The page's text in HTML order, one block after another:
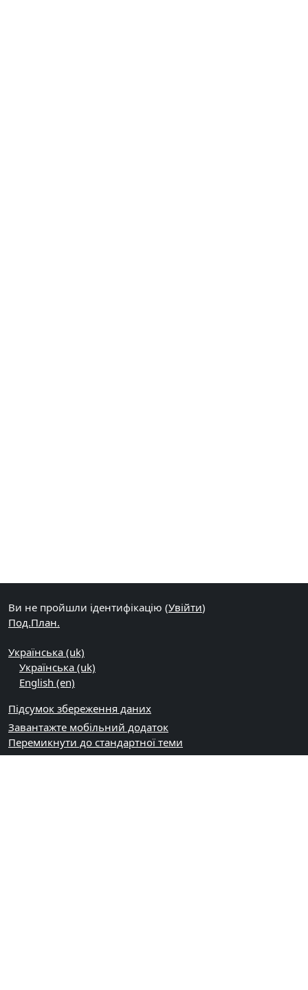
Ви не пройшли ідентифікацію (Увійти)
Под.План.
Українська ‎(uk)‎
Українська ‎(uk)‎
English ‎(en)‎
Підсумок збереження даних
Завантажте мобільний додаток
Перемикнути до стандартної теми